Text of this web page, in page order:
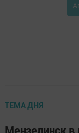
ТЕМА ДНЯ
Мензелинск в